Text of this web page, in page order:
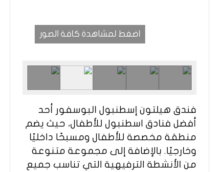
اضغط لمشاهدة كافة الصور
فندق هيلتون إسطنبول البوسفور أحد
أفضل فنادق اسطنبول للأطفال، حيث يضم
منطقة مخصصة للأطفال ومسبحًا داخليًا
وخارجيًا. بالإضافة إلى مجموعة متنوعة
من الأنشطة الترفيهية التي تناسب جميع